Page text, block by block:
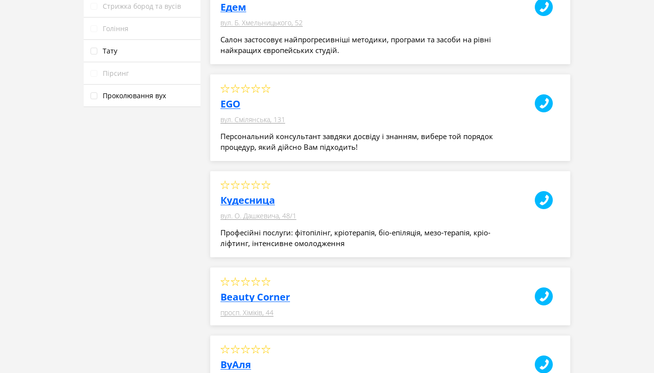
Стрижка бород та вусів
Гоління
Тату
Пірсинг
Проколювання вух
Едем
вул. Б. Хмельницького, 52
Салон застосовує найпрогресивніші методики, програми та засоби на рівні
найкращих європейських студій.
EGO
вул. Смілянська, 131
Персональний консультант завдяки досвіду і знанням, вибере той порядок
процедур, який дійсно Вам підходить!
Кудесница
вул. О. Дашкевича, 48/1
Професійні послуги: фітопілінг, кріотерапія, біо-епіляція, мезо-терапія, кріо-
ліфтинг, інтенсивне омолодження
Beauty Corner
просп. Хіміків, 44
ВуАля